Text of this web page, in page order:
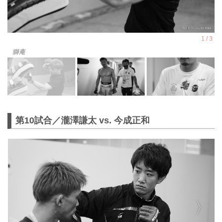
獅庵
第10試合／瀧澤謙太 vs. 今成正和